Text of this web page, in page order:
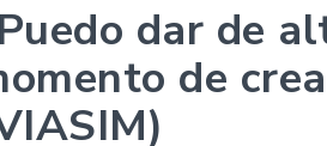
dar de
de